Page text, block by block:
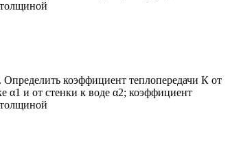
коэффициент теплопередачи К от
α1 и от стенки к воде α2; коэффициент